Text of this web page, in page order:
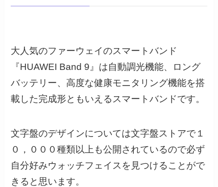
大人気のファーウェイのスマートバンド
『HUAWEI Band 9』は自動調光機能、ロング
バッテリー、高度な健康モニタリング機能を搭
載した完成形ともいえるスマートバンドです。
文字盤のデザインについては文字盤ストアで１
０，０００種類以上も公開されているので必ず
自分好みウォッチフェイスを見つけることがで
きると思います。